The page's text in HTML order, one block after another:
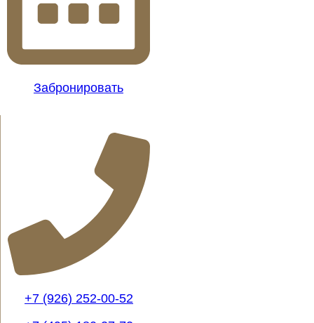
Забронировать
+7 (926) 252-00-52